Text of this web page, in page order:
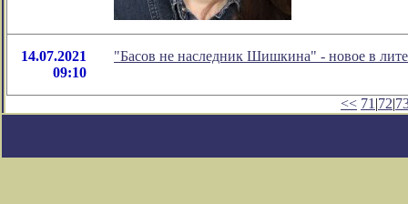
14.07.2021
09:10
"Басов не наследник Шишкина" - новое в
<< 71 |72|